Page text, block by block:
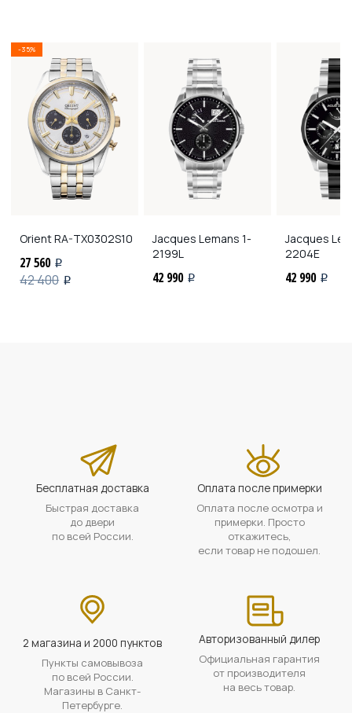
-35%
OrientRA-TX0302S10
27 560 i
42 400 i
Jacques Lemans 1-
2199L
42 990 i
Jacques
2204E
42 990 i
Бесплатная доставка
Быстрая доставка
до двери
по всей России.
Оплата после примерки
Оплата после осмотра и
примерки. Просто
откажитесь,
если товар не подошел.
2 магазина и 2000 пунктов
Пункты самовывоза
по всей России.
Магазины в Санкт-
Петербурге.
Авторизованный дилер
Официальная гарантия
от производителя
на весь товар.